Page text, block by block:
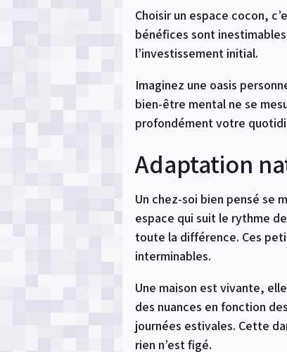
Choisir un espace cocon,
bénéfices sont
l’investissement initial.
Imaginez une oasis
bien-être mental ne se
profondément votre
Adaptation
Un chez-soi bien pensé se
espace qui suit le rythme
toute la différence. Ces
interminables.
Une maison est vivante,
des nuances en fonction
journées estivales. Cette
rien n’est figé.